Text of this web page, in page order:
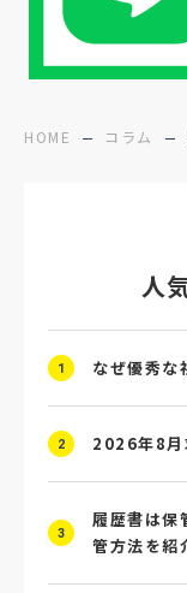
HOME コラム
#障害者雇用
#医療福祉介
#面接辞退対
#スクラム採用
#賃
#4P分析
#ChatGPT
人
1 なぜ優秀な
2 2026年8月
3
履歴書は保
管方法を紹